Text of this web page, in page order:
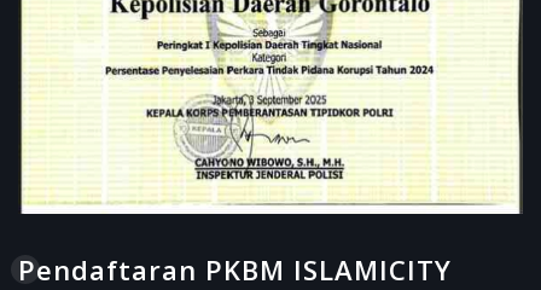
Pendaftaran PKBM ISLAMICITY